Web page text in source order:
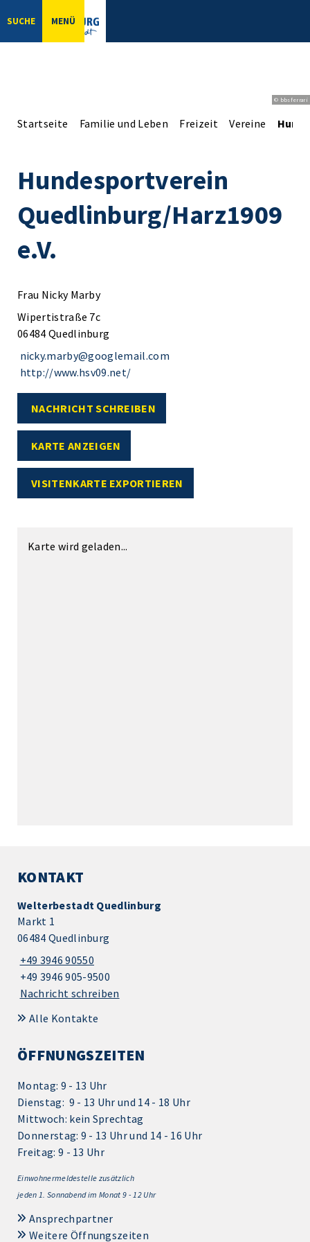
SUCHE MENÜ
© bbsferrari
Startseite Familie und Leben Freizeit Vereine
Hundesportverein
Quedlinburg/Harz1909
e.V.
Frau Nicky Marby
Wipertistraße 7c
06484 Quedlinburg
nicky.marby@googlemail.com
http://www.hsv09.net/
NACHRICHT SCHREIBEN
KARTE ANZEIGEN
VISITENKARTE EXPORTIEREN
Karte wird geladen...
KONTAKT
Welterbestadt Quedlinburg
Markt 1
06484 Quedlinburg
+49 3946 90550
+49 3946 905-9500
Nachricht schreiben
Alle Kontakte
ÖFFNUNGSZEITEN
Montag: 9 - 13 Uhr
Dienstag: 9 - 13 Uhr und 14 - 18 Uhr
Mittwoch: kein Sprechtag
Donnerstag: 9 - 13 Uhr und 14 - 16 Uhr
Freitag: 9 - 13 Uhr
Einwohnermeldestelle zusätzlich
jeden 1. Sonnabend im Monat 9 - 12 Uhr
Ansprechpartner
Weitere Öffnungszeiten